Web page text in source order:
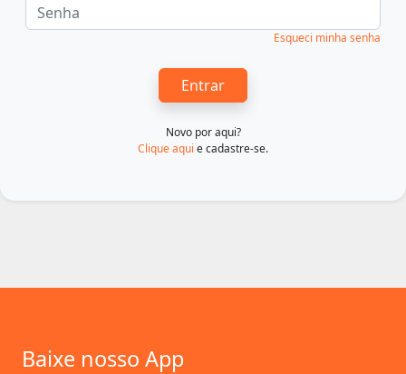
Esqueci minha senha
Entrar
Novo por aqui?
Clique aqui e cadastre-se.
Baixe nosso App